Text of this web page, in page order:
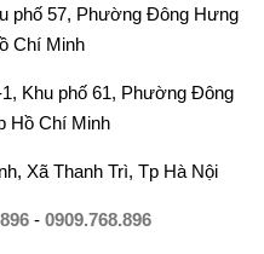
phố 57, Phường Đông Hưng
Chí Minh
Khu phố 61, Phường Đông
Hồ Chí Minh
Xã Thanh Trì, Tp Hà Nội
- 0909.768.896